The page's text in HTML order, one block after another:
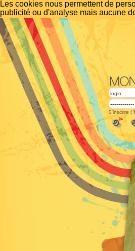
Les cookies nous permettent de
publicité ou d'analyse mais aucune
S'inscrire |